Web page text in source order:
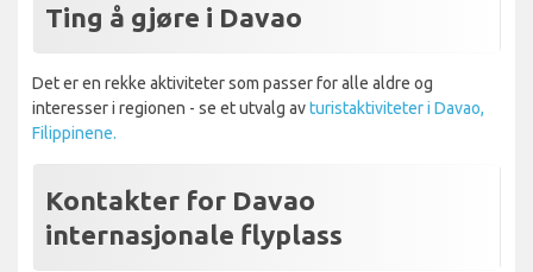
Ting å gjøre i Davao
Det er en rekke aktiviteter som passer for alle aldre og
interesser i regionen - se et utvalg avturistaktiviteter i Davao,
Filippinene.
Kontakter for Davao
internasjonale flyplass